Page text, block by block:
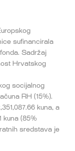
sufinancirala
Sadržaj
Hrvatskog
socijalnog
RH (15%).
kuna, a
kuna (85%
sredstava je